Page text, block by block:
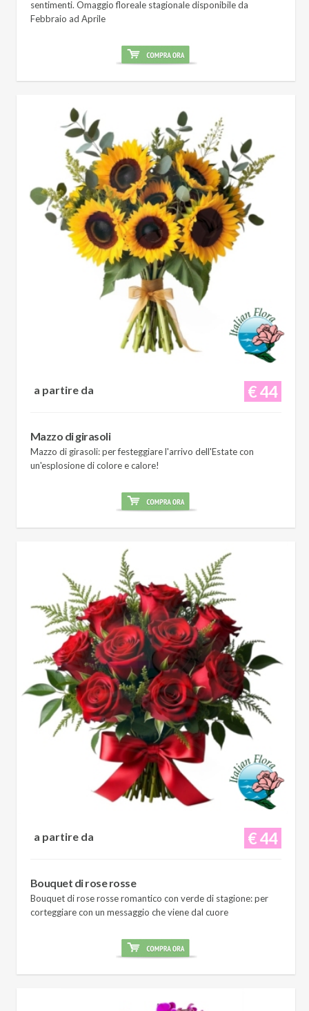
sentimenti. Omaggio floreale stagionale disponibile da
Febbraio ad Aprile
€ 44
a partire da
Mazzo di girasoli
Mazzo di girasoli: per festeggiare l'arrivo dell'Estate con
un'esplosione di colore e calore!
€ 44
a partire da
Bouquet di rose rosse
Bouquet di rose rosse romantico con verde di stagione: per
corteggiare con un messaggio che viene dal cuore